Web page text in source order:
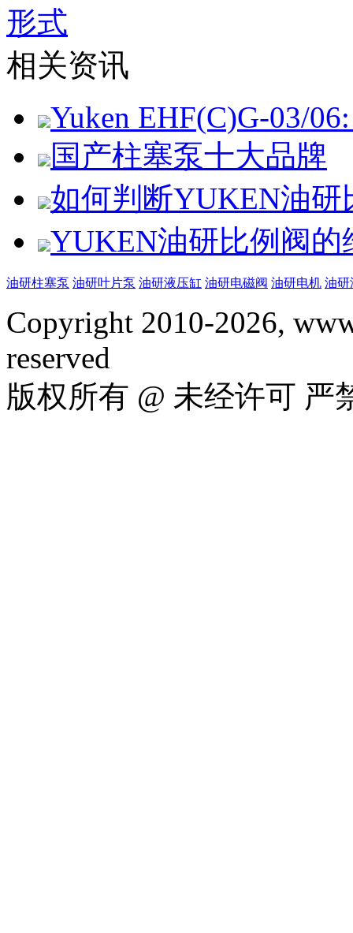
形式
相关资讯
Yuken EHF(C)G-03/
国产柱塞泵十大品牌
如何判断YUKEN油
YUKEN油研比例阀的
油研柱塞泵 油研叶片泵 油研液压缸 油研电磁阀 油研电机 油研
Copyright 2010-2026,
reserved
版权所有 @ 未经许可 严